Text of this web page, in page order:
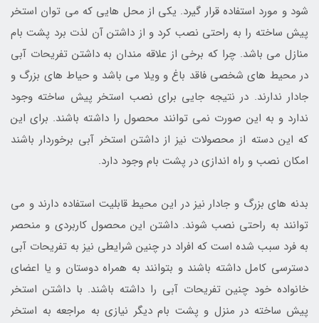
شود و مورد استفاده قرار گیرد. یکی از محل هایی که می توان استخر
پیش ساخته را به راحتی نصب کرد و از داشتن آن لذت برد پشت بام
منازل می باشد. چرا که برخی از علاقه مندان به داشتن تفریحات آبی
در محیط های شخصی فاقد باغ و ویلا می باشد و حیاط های بزرگ و
جادار ندارند. در نتیجه جایی برای نصب استخر پیش ساخته وجود
ندارد و به این صورت نمی توانند محصول را داشته باشند. برای این
که این دسته از محصولات نیز از داشتن استخر آبی برخوردار باشند
امکان نصب و راه اندازی در پشت بام وجود دارد.
بدنه های بزرگ و جادار نیز در این محیط قابلیت استفاده دارند و می
توانند به راحتی نصب شوند. داشتن این محصول کاربردی و منحصر
به فرد سبب شده است که افراد در چنین شرایطی نیز به تفریحات آبی
دسترسی کامل داشته باشند و بتوانند به همراه دوستان و یا اعضای
خانواده خود چنین تفریحات آبی را داشته باشند. با داشتن استخر
پیش ساخته در منزل و پشت بام دیگر نیازی به مراجعه به استخر